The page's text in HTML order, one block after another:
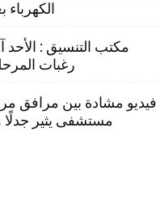
الكهرباء
مكتب التنسيق :
رغبات
فيديو مشادة بين مرافق
مستشفى يثير